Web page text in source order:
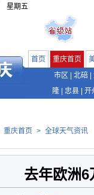
星期五
首页 重庆首页
市区
北碚
隆
忠县 开
重庆首页 > 全球天气资讯
去年欧洲6